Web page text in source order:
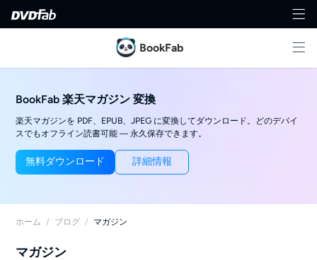
BookFab
BookFab 楽天マガジン 変換
楽天マガジンを PDF、EPUB、JPEG に変換してダウンロード。どのデバイ
スでもオフライン読書可能 ― 永久保存できます。
無料ダウンロード 詳細情報
ホーム / ブログ / マガジン
マガジン